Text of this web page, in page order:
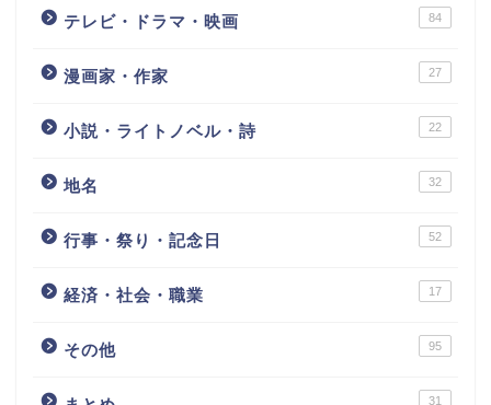
テレビ・ドラマ・映画 84
漫画家・作家 27
小説・ライトノベル・詩 22
地名 32
行事・祭り・記念日 52
経済・社会・職業 17
その他 95
31